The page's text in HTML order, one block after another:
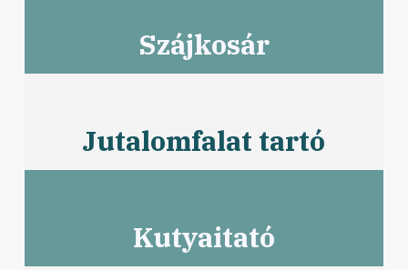
Szájkosár
Jutalomfalat tartó
Kutyaitató